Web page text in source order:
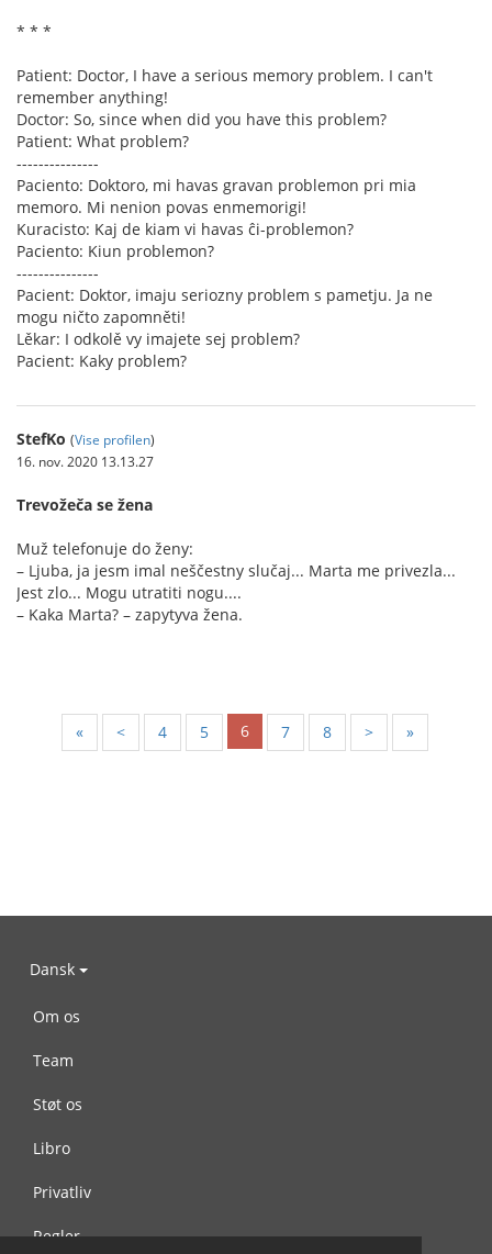
* * *
Patient: Doctor, I have a serious memory problem. I can't
remember anything!
Doctor: So, since when did you have this problem?
Patient: What problem?
---------------
Paciento: Doktoro, mi havas gravan problemon pri mia
memoro. Mi nenion povas enmemorigi!
Kuracisto: Kaj de kiam vi havas ĉi-problemon?
Paciento: Kiun problemon?
---------------
Pacient: Doktor, imaju seriozny problem s pametju. Ja ne
mogu ničto zapomněti!
Lěkar: I odkolě vy imajete sej problem?
Pacient: Kaky problem?
StefKo (Vise profilen)
16. nov. 2020 13.13.27
Trevožeča se žena
Muž telefonuje do ženy:
– Ljuba, ja jesm imal neščestny slučaj... Marta me privezla...
Jest zlo... Mogu utratiti nogu....
– Kaka Marta? – zapytyva žena.
« < 4 5 6 7 8 > »
Dansk
Om os
Team
Støt os
Libro
Privatliv
Regler